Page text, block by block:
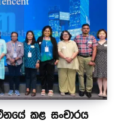
කළ සංචාරය